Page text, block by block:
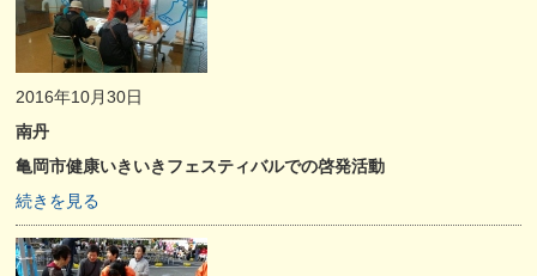
2016年10月30日
南丹
亀岡市健康いきいきフェスティバルでの啓発活動
続きを見る